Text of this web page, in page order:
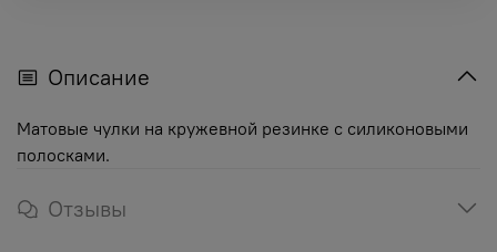
Описание
Матовые чулки на кружевной резинке с силиконовыми
полосками.
Отзывы